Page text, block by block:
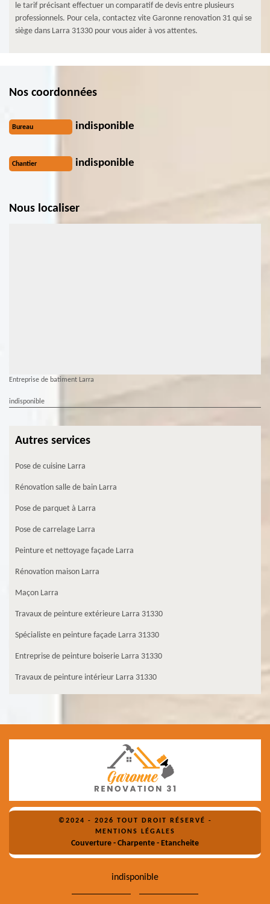
le tarif précisant effectuer un comparatif de devis entre plusieurs
professionnels. Pour cela, contactez vite Garonne renovation 31 qui se
siège dans Larra 31330 pour vous aider à vos attentes.
Nos coordonnées
Bureau indisponible
Chantier indisponible
Nous localiser
Entreprise de batiment Larra
indisponible
Autres services
Pose de cuisine Larra
Rénovation salle de bain Larra
Pose de parquet à Larra
Pose de carrelage Larra
Peinture et nettoyage façade Larra
Rénovation maison Larra
Maçon Larra
Travaux de peinture extérieure Larra 31330
Spécialiste en peinture façade Larra 31330
Entreprise de peinture boiserie Larra 31330
Travaux de peinture intérieur Larra 31330
©2024 - 2026 TOUT DROIT RÉSERVÉ -
MENTIONS LÉGALES
Couverture - Charpente - Etancheite
indisponible